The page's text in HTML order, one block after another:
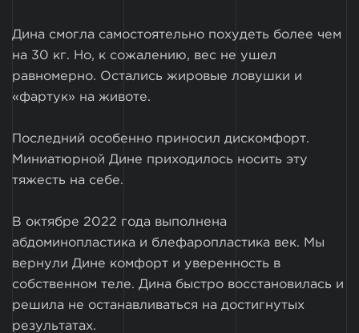
Дина смогла самостоятельно похудеть более чем
на 30 кг. Но, к сожалению, вес не ушел
равномерно. Остались жировые ловушки и
«фартук» на животе.
Последний особенно приносил дискомфорт.
Миниатюрной Дине приходилось носить эту
тяжесть на себе.
В октябре 2022 года выполнена
абдоминопластика и блефаропластика век. Мы
вернули Дине комфорт и уверенность в
собственном теле. Дина быстро восстановилась и
решила не останавливаться на достигнутых
результатах.